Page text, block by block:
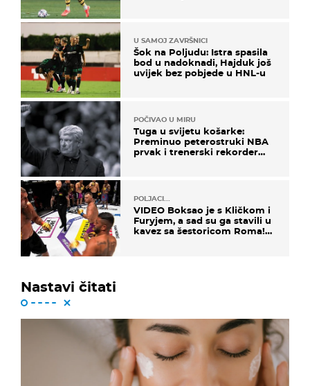
U SAMOJ ZAVRŠNICI
Šok na Poljudu: Istra spasila
bod u nadoknadi, Hajduk još
uvijek bez pobjede u HNL-u
POČIVAO U MIRU
Tuga u svijetu košarke:
Preminuo peterostruki NBA
prvak i trenerski rekorder
POLJACI...
VIDEO Boksao je s Kličkom i
Furyjem, a sad su ga stavili u
kavez sa šestoricom Roma!
Nastavi čitati